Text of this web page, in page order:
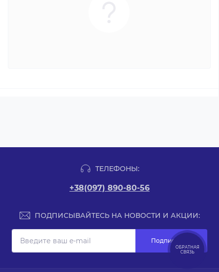
ТЕЛЕФОНЫ:
+38(097) 890-80-56
ПОДПИСЫВАЙТЕСЬ НА НОВОСТИ И АКЦИИ:
Подписаться
ОБРАТНАЯ
СВЯЗЬ